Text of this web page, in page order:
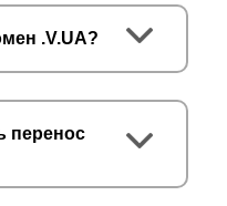
.V.UA?
перенос